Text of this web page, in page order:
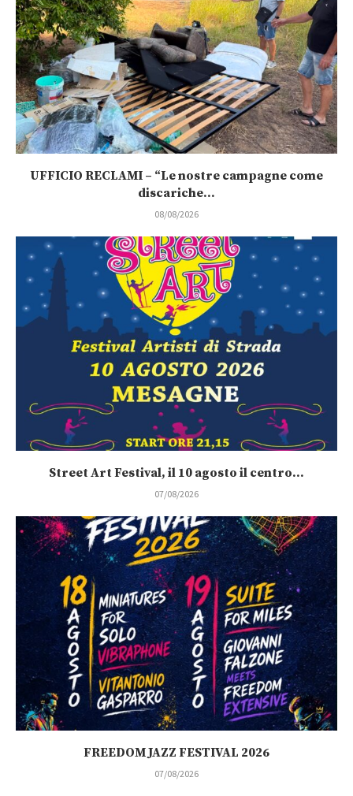
UFFICIO RECLAMI – “Le nostre campagne come
discariche...
08/08/2026
Street Art Festival, il 10 agosto il centro...
07/08/2026
FREEDOM JAZZ FESTIVAL 2026
07/08/2026